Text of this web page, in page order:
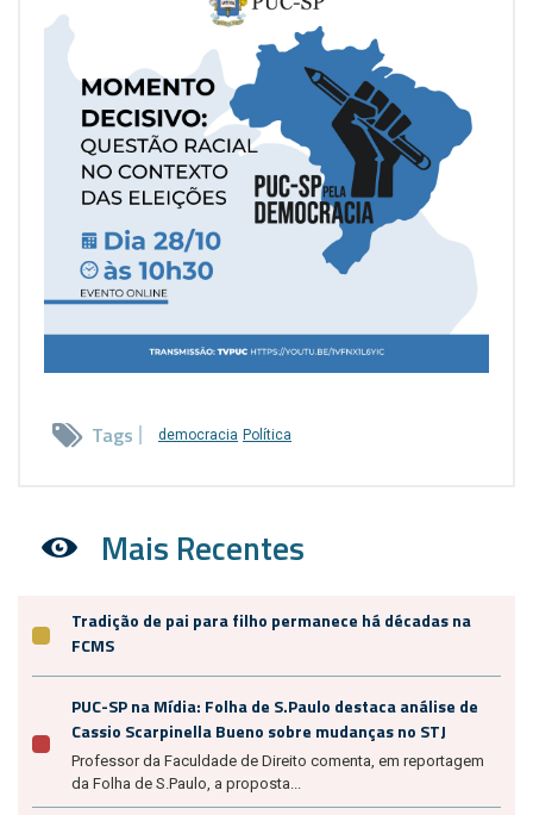
Tags democracia Política
Mais Recentes
Tradição de pai para filho permanece há décadas na
FCMS
PUC-SP na Mídia: Folha de S.Paulo destaca análise de
Cassio Scarpinella Bueno sobre mudanças no STJ
Professor da Faculdade de Direito comenta, em reportagem
da Folha de S.Paulo, a proposta...